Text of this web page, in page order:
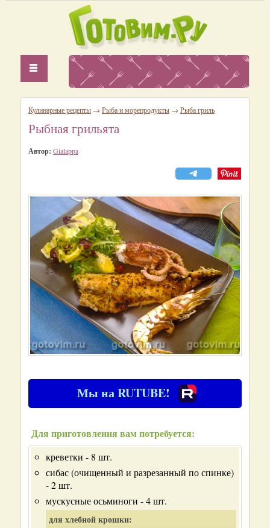
Кулинарные рецепты → Рыба и морепродукты → Рыба гриль
Рыбная грильята
Автор: Gialappa
Мы на RUTUBE!
Для приготовления вам потребуется:
креветки - 8 шт.
сибас (очищенный и разрезанный по спинке)
- 2 шт.
мускусные осьминоги - 4 шт.
для хлебной крошки: